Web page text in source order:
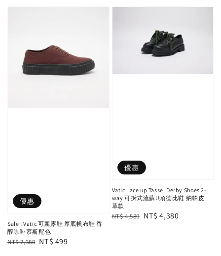
優惠
Sale ! Vatic 可麗露鞋 厚底帆布鞋 香
醇咖啡慕斯配色
Regular
NT$ 2,380 Sale
NT$ 499
優惠
Vatic Lace up Tassel Derby Shoes 2-
way 可拆式流蘇U頭德比鞋 納帕皮
革款
Regular
NT$ 4,580 Sale
NT$ 4,380